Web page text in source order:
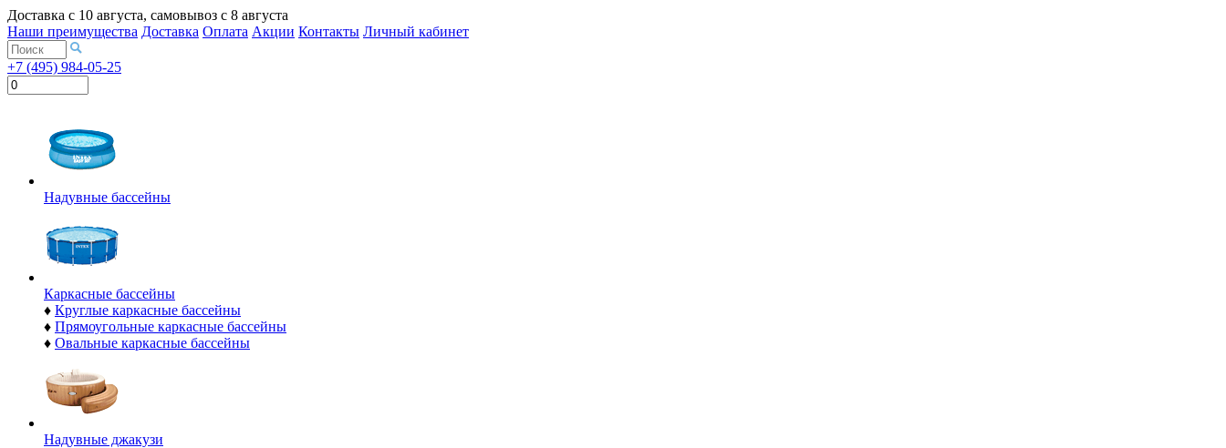
Доставка с 10 августа, самовывоз с 8 августа
Наши преимущества Доставка Оплата Акции Контакты Личный кабинет
+7 (495) 984-05-25
Надувные бассейны
Каркасные бассейны
♦ Круглые каркасные бассейны
♦ Прямоугольные каркасные бассейны
♦ Овальные каркасные бассейны
Надувные джакузи